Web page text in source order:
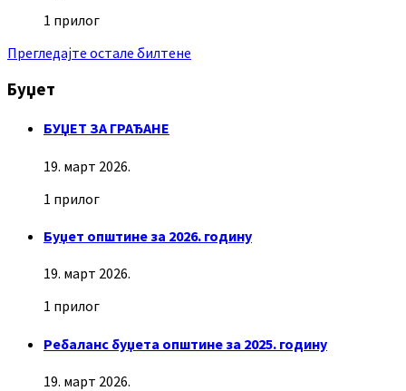
1 прилог
Прегледајте остале билтене
Буџет
БУЏЕТ ЗА ГРАЂАНЕ
19. март 2026.
1 прилог
Буџет општине за 2026. годину
19. март 2026.
1 прилог
Ребаланс буџета општине за 2025. годину
19. март 2026.